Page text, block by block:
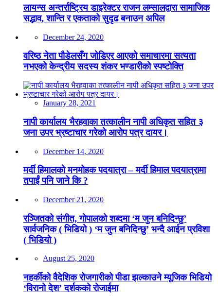
लायन्स अन्तर्राष्ट्रिय डाइरेक्टर राजन लम्सालद्वारा सामाजिक
सद्भाव, शान्ति र एकताको सुदृढ बनाउन अपिल
December 24, 2020
वरिष्ठ नेता पौडेलसँग जोडिएर आएको समाचारमा सत्यता
नभएको केन्द्रीय सदस्य शंकर भण्डारीको स्पष्टोक्ति
January 28, 2021
नापी कार्यालय भैरहवाका तत्कालीन नापी अधिकृत सहित ३
जना उपर भ्रष्टाचार गरेको आरोप पत्र दायर।
December 14, 2020
मर्दी हिमालको मनमोहक पदयात्रा – मर्दी हिमाल पदयात्रामा
तपाईं पनि जाने कि ?
December 21, 2020
रञ्जितको संगीत, गोपालको शब्दमा ‘म जुन बनिदिन्छु’
सार्वजनिक ( भिडियो ) ‘म जुन बनिदिन्छु’ भन्दै आईन प्रविशा
( भिडियो )
August 25, 2020
नहर्कीको वैदेशिक रोजगारीको पीडा झल्काउने म्यूजिक भिडियो
‘विरानो देश’ दर्शकको रोजाईमा